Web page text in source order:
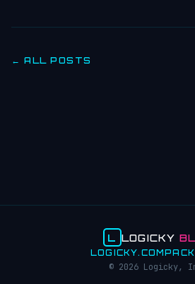
← ALL POSTS
L LOGICKY
LOGICKY.COM
© 2026 Logicky,